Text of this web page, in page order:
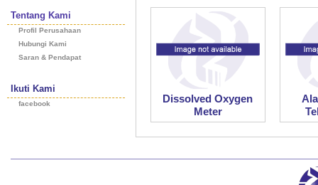
Tentang Kami
Profil Perusahaan
Hubungi Kami
Saran & Pendapat
Ikuti Kami
facebook
Dissolved Oxygen
Meter